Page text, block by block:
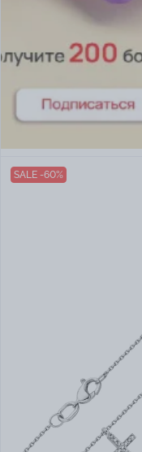
SALE -60%